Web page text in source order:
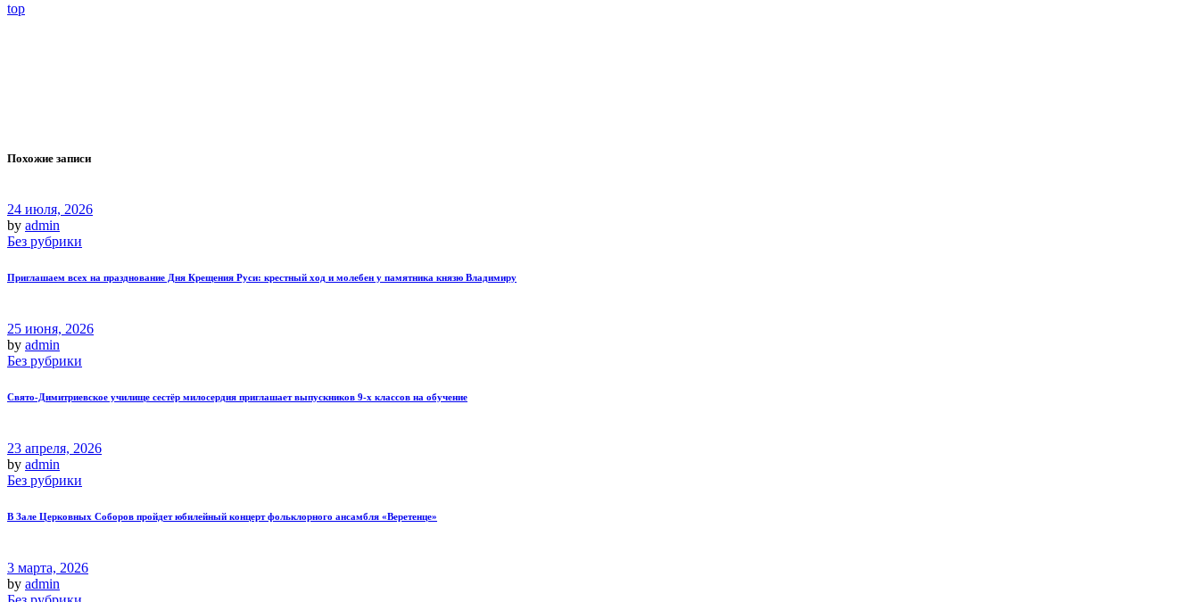
top
Похожие записи
24 июля, 2026
by admin
Без рубрики
Приглашаем всех на празднование Дня Крещения Руси: крестный ход и молебен у памятника князю Владимиру
25 июня, 2026
by admin
Без рубрики
Свято‑Димитриевское училище сестёр милосердия приглашает выпускников 9‑х классов на обучение
23 апреля, 2026
by admin
Без рубрики
В Зале Церковных Соборов пройдет юбилейный концерт фольклорного ансамбля «Веретенце»
3 марта, 2026
by admin